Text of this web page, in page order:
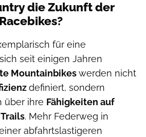
die Zukunft der
für eine
seit einigen Jahren
Mountainbikeswerden nicht
definiert, sondern
über ihre Fähigkeiten auf
. Mehr Federweg in
abfahrtslastigeren